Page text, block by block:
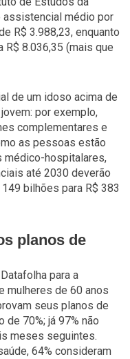
assistencial médio por
R$ 3.988,23, enquanto
R$ 8.036,35 (mais que
de um idoso acima de
por exemplo,
complementares e
as pessoas estão
médico-hospitalares,
até 2030 deverão
bilhões para R$ 383
planos de
para a
mulheres de 60 anos
seus planos de
70%; já 97% não
meses seguintes.
64% consideram